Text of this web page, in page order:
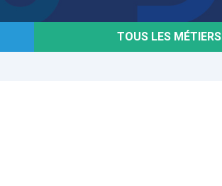
TOUS LES MÉTIERS